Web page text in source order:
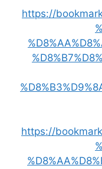
https://
https://